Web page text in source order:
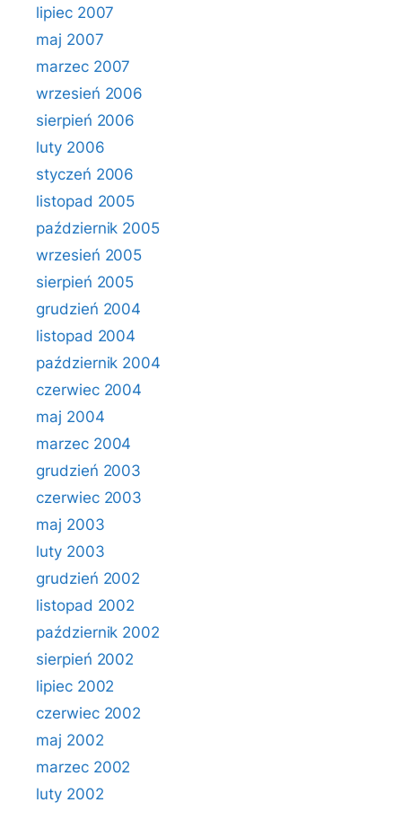
lipiec 2007
maj 2007
marzec 2007
wrzesień 2006
sierpień 2006
luty 2006
styczeń 2006
listopad 2005
październik 2005
wrzesień 2005
sierpień 2005
grudzień 2004
listopad 2004
październik 2004
czerwiec 2004
maj 2004
marzec 2004
grudzień 2003
czerwiec 2003
maj 2003
luty 2003
grudzień 2002
listopad 2002
październik 2002
sierpień 2002
lipiec 2002
czerwiec 2002
maj 2002
marzec 2002
luty 2002